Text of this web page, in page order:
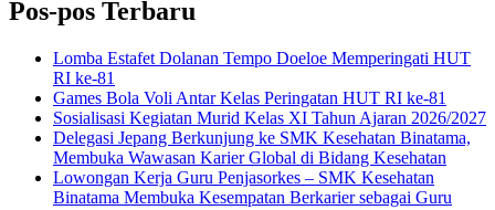
Pos-pos Terbaru
Lomba Estafet Dolanan Tempo Doeloe Memperingati HUT
RI ke-81
Games Bola Voli Antar Kelas Peringatan HUT RI ke-81
Sosialisasi Kegiatan Murid Kelas XI Tahun Ajaran 2026/2027
Delegasi Jepang Berkunjung ke SMK Kesehatan Binatama,
Membuka Wawasan Karier Global di Bidang Kesehatan
Lowongan Kerja Guru Penjasorkes – SMK Kesehatan
Binatama Membuka Kesempatan Berkarier sebagai Guru